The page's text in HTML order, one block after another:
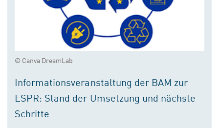
© Canva DreamLab
Informationsveranstaltung der BAM zur
ESPR: Stand der Umsetzung und nächste
Schritte